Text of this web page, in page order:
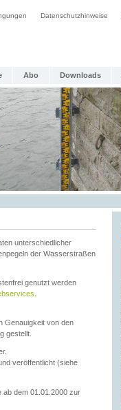
Datenschutzhinweise
Abo Downloads
unterschiedlicher
der Wasserstraßen
genutzt werden
Genauigkeit von den
gestellt.
veröffentlicht (siehe
ab dem 01.01.2000 zur